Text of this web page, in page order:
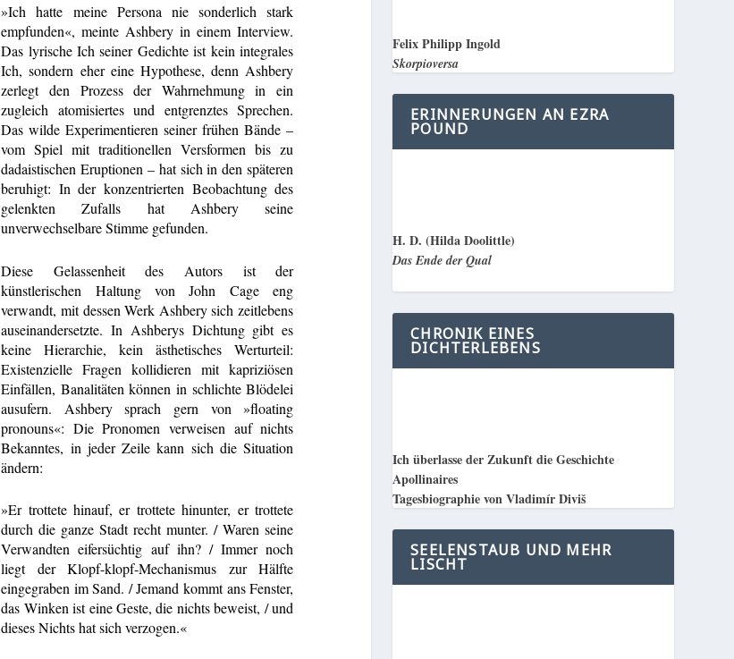
»Ich hatte meine Persona nie sonderlich stark
empfunden«, meinte Ashbery in einem Interview.
Das lyrische Ich seiner Gedichte ist kein integrales
Ich, sondern eher eine Hypothese, denn Ashbery
zerlegt den Prozess der Wahrnehmung in ein
zugleich atomisiertes und entgrenztes Sprechen.
Das wilde Experimentieren seiner frühen Bände –
vom Spiel mit traditionellen Versformen bis zu
dadaistischen Eruptionen – hat sich in den späteren
beruhigt: In der konzentrierten Beobachtung des
gelenkten Zufalls hat Ashbery seine
unverwechselbare Stimme gefunden.
Diese Gelassenheit des Autors ist der
künstlerischen Haltung von John Cage eng
verwandt, mit dessen Werk Ashbery sich zeitlebens
auseinandersetzte. In Ashberys Dichtung gibt es
keine Hierarchie, kein ästhetisches Werturteil:
Existenzielle Fragen kollidieren mit kapriziösen
Einfällen, Banalitäten können in schlichte Blödelei
ausufern. Ashbery sprach gern von »floating
pronouns«: Die Pronomen verweisen auf nichts
Bekanntes, in jeder Zeile kann sich die Situation
ändern:
»Er trottete hinauf, er trottete hinunter, er trottete
durch die ganze Stadt recht munter. / Waren seine
Verwandten eifersüchtig auf ihn? / Immer noch
liegt der Klopf-klopf-Mechanismus zur Hälfte
eingegraben im Sand. / Jemand kommt ans Fenster,
das Winken ist eine Geste, die nichts beweist, / und
dieses Nichts hat sich verzogen.«
Felix Philipp Ingold
Skorpioversa
ERINNERUNGEN AN EZRA
POUND
H. D. (Hilda Doolittle)
Das Ende der Qual
CHRONIK EINES
DICHTERLEBENS
Ich überlasse der Zukunft die Geschichte
Apollinaires
Tagesbiographie von Vladimír Diviš
SEELENSTAUB UND MEHR
LISCHT